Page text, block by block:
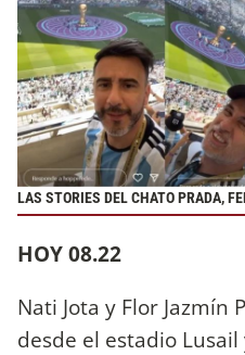
LAS STORIES DEL CHATO PRADA,
HOY 08.22
Nati Jota y Flor Jazmín
desde el estadio